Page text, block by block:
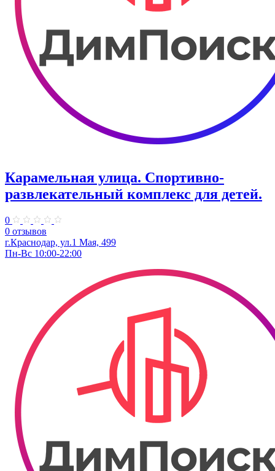
Карамельная улица. ​Спортивно-
развлекательный комплекс для детей.
0
0 отзывов
г.Краснодар, ул.1 Мая, 499
Пн-Вс 10:00-22:00